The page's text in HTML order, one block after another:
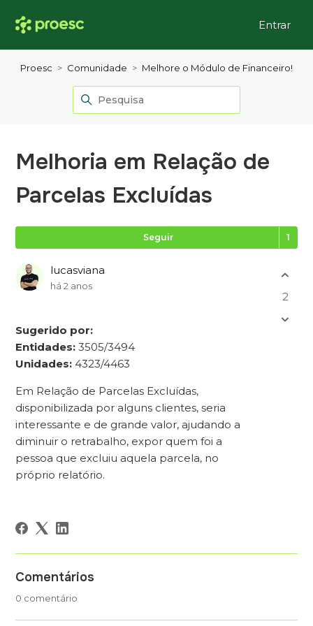
Entrar
Proesc Comunidade Melhore o Módulo de Financeiro!
Melhoria em Relação de
Parcelas Excluídas
Seguir
lucasviana
há 2 anos
Sugerido por:
Entidades: 3505/3494
Unidades: 4323/4463
Em Relação de Parcelas Excluídas,
disponibilizada por alguns clientes, seria
interessante e de grande valor, ajudando a
diminuir o retrabalho, expor quem foi a
pessoa que excluiu aquela parcela, no
próprio relatório.
2
Comentários
0 comentário